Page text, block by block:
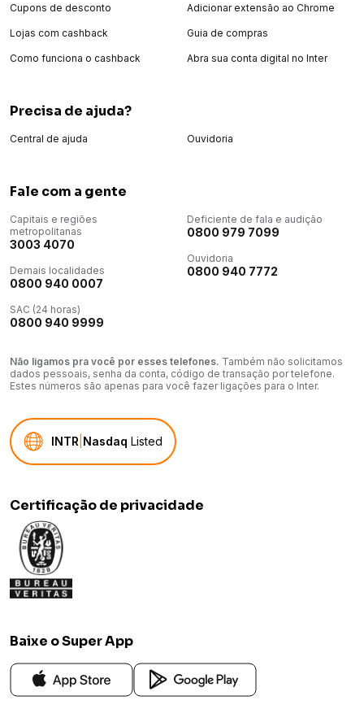
Cupons de desconto
Lojas com cashback
Como funciona o cashback
Adicionar extensão ao Chrome
Guia de compras
Abra sua conta digital no Inter
Precisa de ajuda?
Central de ajuda Ouvidoria
Fale com a gente
Capitais e regiões
metropolitanas
3003 4070
Demais localidades
0800 940 0007
SAC (24 horas)
0800 940 9999
Deficiente de fala e audição
0800 979 7099
Ouvidoria
0800 940 7772
Não ligamos pra você por esses telefones. Também não solicitamos
dados pessoais, senha da conta, código de transação por telefone.
Estes números são apenas para você fazer ligações para o Inter.
INTR Nasdaq Listed
Certificação de privacidade
Baixe o Super App